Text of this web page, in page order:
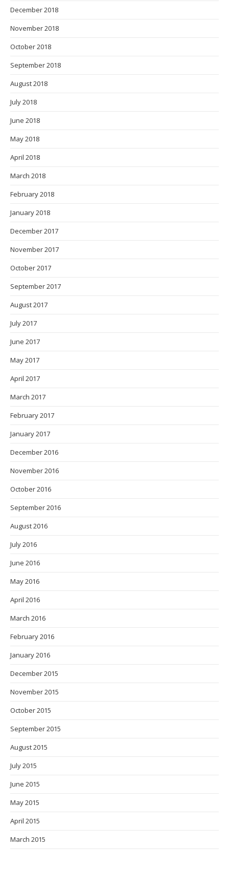
December 2018
November 2018
October 2018
September 2018
August 2018
July 2018
June 2018
May 2018
April 2018
March 2018
February 2018
January 2018
December 2017
November 2017
October 2017
September 2017
August 2017
July 2017
June 2017
May 2017
April 2017
March 2017
February 2017
January 2017
December 2016
November 2016
October 2016
September 2016
August 2016
July 2016
June 2016
May 2016
April 2016
March 2016
February 2016
January 2016
December 2015
November 2015
October 2015
September 2015
August 2015
July 2015
June 2015
May 2015
April 2015
March 2015